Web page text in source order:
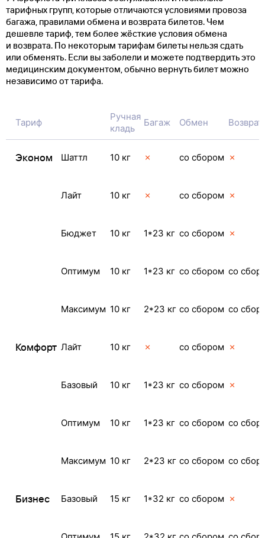
тарифных групп, которые отличаются условиями провоза
багажа, правилами обмена и возврата билетов. Чем
дешевле тариф, тем более жёсткие условия обмена
и возврата. По некоторым тарифам билеты нельзя сдать
или обменять. Если вы заболели и можете подтвердить это
медицинским документом, обычно вернуть билет можно
независимо от тарифа.
Тариф
Ручная
кладь
Багаж Обмен Возврат
Эконом Шаттл 10 кг ✗ со сбором ✗
Лайт 10 кг ✗ со сбором ✗
Бюджет 10 кг 1*23 кг со сбором ✗
Оптимум 10 кг 1*23 кг со сбором со
Максимум 10 кг 2*23 кг со сбором со
Комфорт Лайт 10 кг ✗ со сбором ✗
Базовый 10 кг 1*23 кг со сбором ✗
Оптимум 10 кг 1*23 кг со сбором со
Максимум 10 кг 2*23 кг со сбором со
Бизнес Базовый 15 кг 1*32 кг со сбором ✗